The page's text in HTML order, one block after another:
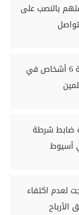
بالنصب على
وفاة رائد شرطة وإصابة 6 أشخاص في
شرطة
أسيوط
لعدم اكتفاء
الأرباح